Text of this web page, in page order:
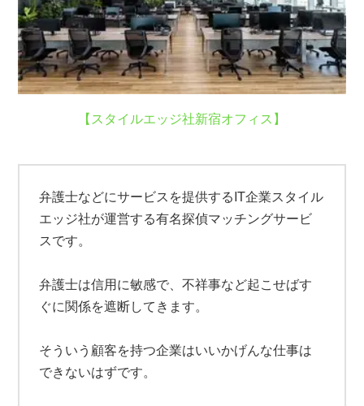
【スタイルエッジ社新宿オフィス】
弁護士などにサービスを提供するIT企業スタイル
エッジ社が運営する有名探偵マッチングサービ
スです。
弁護士は信用に敏感で、不祥事など起こせばす
ぐに関係を遮断してきます。
そういう顧客を持つ企業はいいかげんな仕事は
できないはずです。